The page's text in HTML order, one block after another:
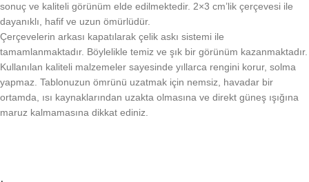
sonuç ve kaliteli görünüm elde edilmektedir. 2×3 cm’lik çerçevesi ile
dayanıklı, hafif ve uzun ömürlüdür.
Çerçevelerin arkası kapatılarak çelik askı sistemi ile
tamamlanmaktadır. Böylelikle temiz ve şık bir görünüm kazanmaktadır.
Kullanılan kaliteli malzemeler sayesinde yıllarca rengini korur, solma
yapmaz. Tablonuzun ömrünü uzatmak için nemsiz, havadar bir
ortamda, ısı kaynaklarından uzakta olmasına ve direkt güneş ışığına
maruz kalmamasına dikkat ediniz.